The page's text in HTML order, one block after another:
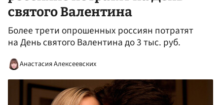
святого Валентина
Более трети опрошенных россиян потратят
на День святого Валентина до 3 тыс. руб.
Анастасия Алексеевских